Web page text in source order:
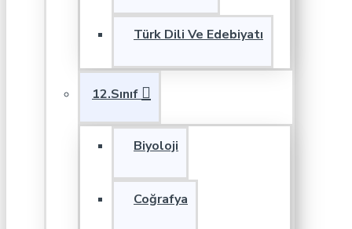
Türk Dili Ve Edebiyatı
12.Sınıf
Biyoloji
Coğrafya